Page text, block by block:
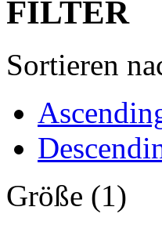
FILTER
Sortieren
Größe (1)